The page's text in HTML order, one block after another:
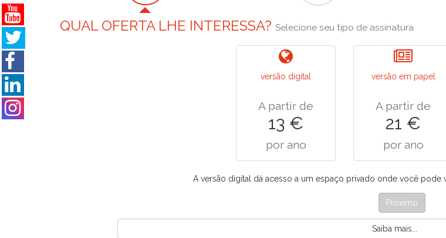
QUAL OFERTA LHE INTERESSA? Selecione seu tipo de assinatura
versão digital
A partir de
13 €
por ano
versão em papel
A partir de
21 €
por ano
A versão digital dá acesso a um espaço privado onde você pode
Próximo
Saiba mais...